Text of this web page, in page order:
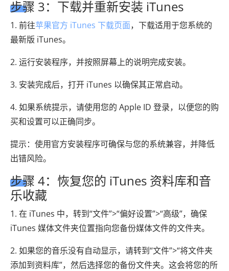
步骤 3：下载并重新安装 iTunes
1. 前往苹果官方 iTunes 下载页面，下载适用于您系统的
最新版 iTunes。
2. 运行安装程序，并按照屏幕上的说明完成安装。
3. 安装完成后，打开 iTunes 以确保其正常启动。
4. 如果系统提示，请使用您的 Apple ID 登录，以便您的购
买和设置可以正确同步。
提示：使用官方安装程序可确保与您的系统兼容，并降低
出错风险。
步骤 4：恢复您的 iTunes 资料库和音
乐收藏
1. 在 iTunes 中，转到“文件”>“偏好设置”>“高级”，确保
iTunes 媒体文件夹位置指向您备份媒体文件的文件夹。
2. 如果您的音乐没有自动显示，请转到“文件”>“将文件夹
添加到资料库”，然后选择您的备份文件夹。这会将您的所